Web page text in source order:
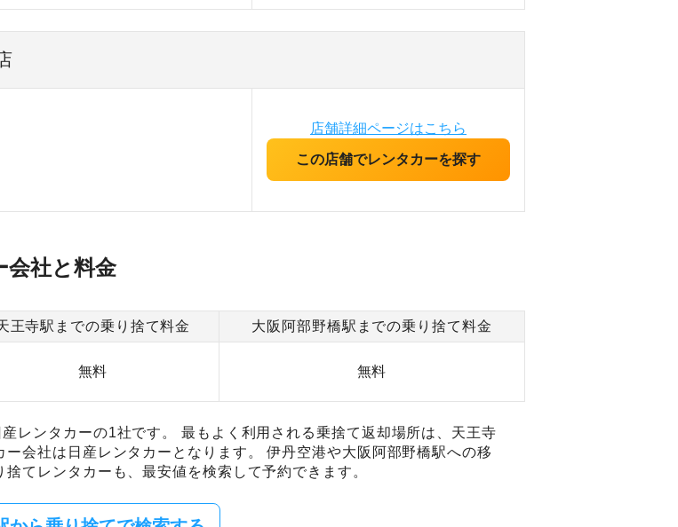
店舗詳細ページはこちら
この店舗でレンタカーを探す
会社と料金
王寺駅までの乗り捨て料金 大阪阿部野橋駅までの乗り捨て料金
無料 無料
レンタカーの1社です。 最もよく利用される乗捨て返却場所は、天王寺
会社は日産レンタカーとなります。 伊丹空港や大阪阿部野橋駅への移
てレンタカーも、最安値を検索して予約できます。